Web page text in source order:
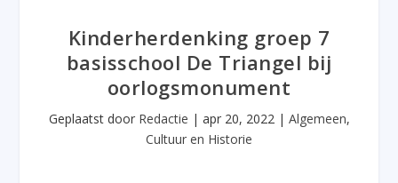
Kinderherdenking groep 7
basisschool De Triangel bij
oorlogsmonument
Geplaatst door Redactie | apr 20, 2022| Algemeen,
Cultuur en Historie